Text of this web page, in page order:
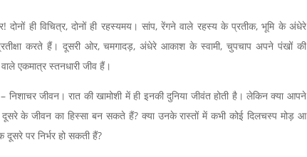
दोनों ही विचित्र, दोनों ही रहस्यमय। सांप, रेंगने वाले रहस्य के प्रतीक, भूमि के अंधेरे
करते हैं। दूसरी ओर, चमगादड़, अंधेरे आकाश के स्वामी, चुपचाप अपने पंखों की
एकमात्र स्तनधारी जीव हैं।
निशाचर जीवन। रात की खामोशी में ही इनकी दुनिया जीवंत होती है। लेकिन क्या आपने
के जीवन का हिस्सा बन सकते हैं? क्या उनके रास्तों में कभी कोई दिलचस्प मोड़ आ
पर निर्भर हो सकती हैं?